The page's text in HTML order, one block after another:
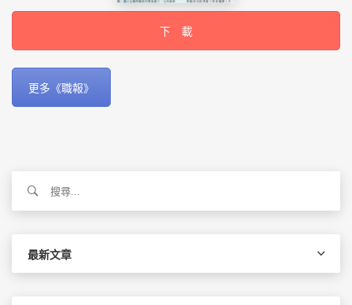
下 載
更多《職報》
關
最新文章